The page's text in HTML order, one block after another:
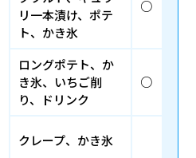
リ一本漬け、ポテ
ト、かき氷
○
ロングポテト、か
き氷、いちご削
り、ドリンク
○
クレープ、かき氷